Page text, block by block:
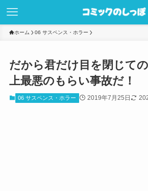
ホーム 06 サスペンス・ホラー
だから君だけ目を閉じて
上最悪のもらい事故だ！
06 サスペンス・ホラー 2019年7月25日